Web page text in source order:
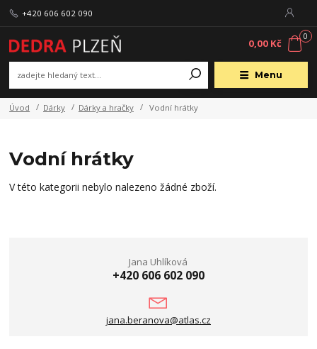
Menu
+420 606 602 090
0
0,00 Kč
Úvod Dárky Dárky a hračky Vodní hrátky
Vodní hrátky
V této kategorii nebylo nalezeno žádné zboží.
Jana Uhlíková
+420 606 602 090
jana.beranova@atlas.cz